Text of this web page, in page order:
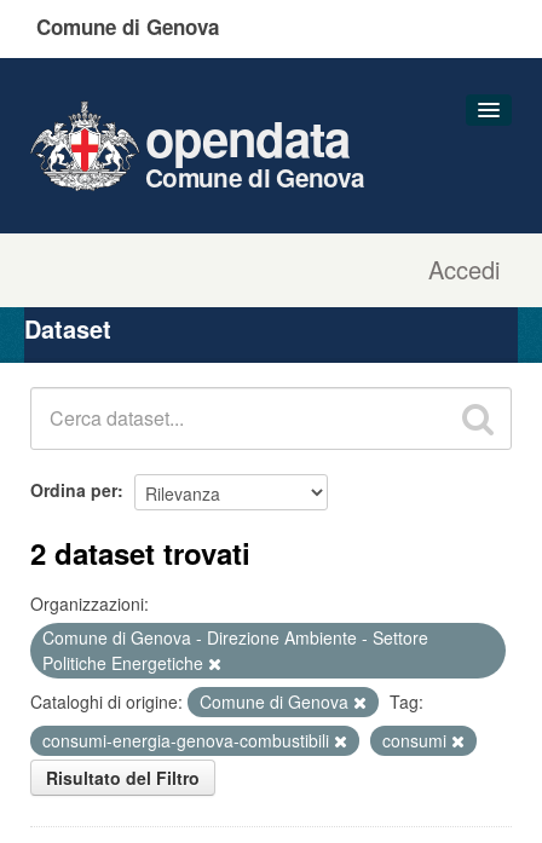
Comune di Genova
Accedi
opendata
Comune di Genova
Organizzazioni
Gruppi
Dataset
Ordina per
2 dataset trovati
Organizzazioni:
Comune di Genova - Direzione Ambiente - Settore
Politiche Energetiche
Cataloghi di origine:
Comune di Genova
Tag:
consumi-energia-genova-combustibili
consumi
Risultato del Filtro